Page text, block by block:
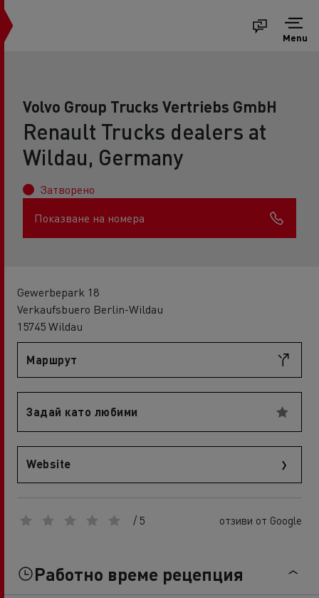
Menu
Volvo Group Trucks Vertriebs GmbH
Renault Trucks dealers at
Wildau, Germany
Затворено
Показване на номера
Gewerbepark 18
Verkaufsbuero Berlin-Wildau
15745 Wildau
Маршрут
Задай като любими
Website
/ 5 отзиви от Google
Работно време рецепция